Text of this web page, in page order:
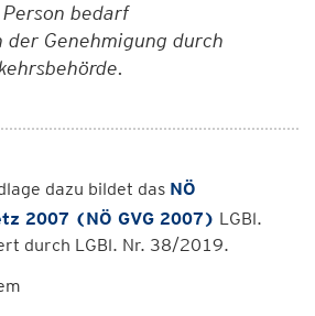
bedarf
Genehmigung durch
dazu bildet das NÖ
2007 (NÖ GVG 2007) LGBl.
durch LGBl. Nr. 38/2019.